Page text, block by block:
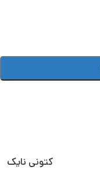
کتونی نایک